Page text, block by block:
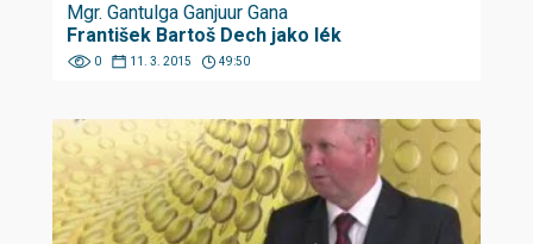
Mgr. Gantulga Ganjuur Gana
František Bartoš Dech jako lék
0 11. 3. 2015 49:50